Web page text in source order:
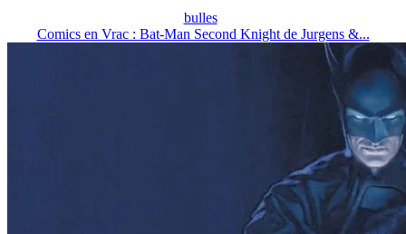
bulles
Comics en Vrac : Bat-Man Second Knight de Jurgens &...